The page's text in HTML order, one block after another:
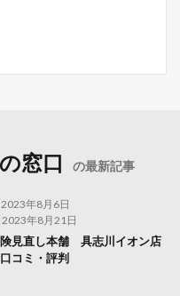
窓口 の最新記事
2023年8月6日
2023年8月21日
見直し本舗 具志川イオン店
コミ・評判